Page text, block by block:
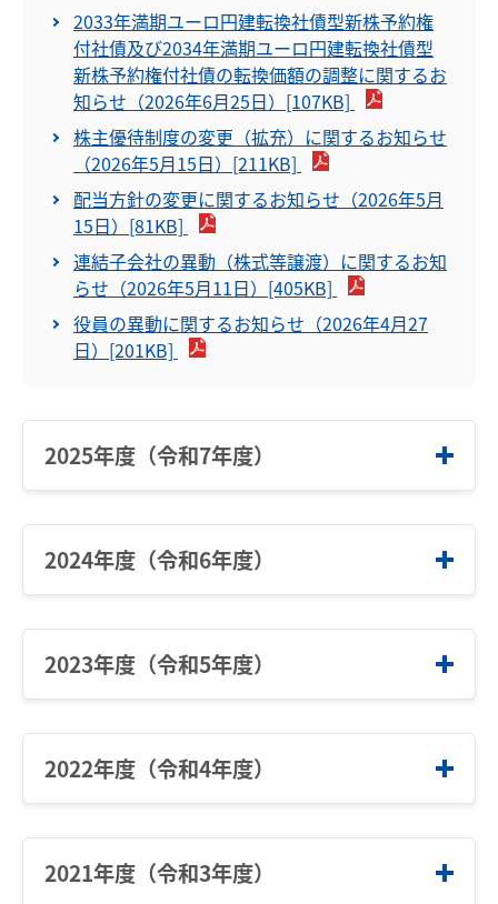
月次営業概況
サスティナビリティボンド
株式情報
株式情報トップ
株式基本情報
株主の状況
株主総会
株式事務手続きのご案内
電子公告
ニュースリリース一覧
お知らせ一覧
よくあるご質問 お問い合わせ
企業情報
IR情報
2033年満期ユーロ円建転換社債型新株予約権
付社債及び2034年満期ユーロ円建転換社債型
新株予約権付社債の転換価額の調整に関するお
知らせ（2026年6月25日）[107KB]
株主優待制度の変更（拡充）に関するお知らせ
（2026年5月15日）[211KB]
配当方針の変更に関するお知らせ（2026年5月
15日）[81KB]
連結子会社の異動（株式等譲渡）に関するお知
らせ（2026年5月11日）[405KB]
役員の異動に関するお知らせ（2026年4月27
日）[201KB]
2025年度（令和7年度）
代表取締役および役員の異動に関するお知らせ
（2026年2月26日）[166KB]
名古屋駅地区再開発計画及び名鉄名古屋駅再整
日）[627KB]
特別利益（関係会社株式交換益）の計上に関す
るお知らせ（2025年11月7日）[84KB]
取締役等に対する譲渡制限付株式としての自己
取締役等に対する譲渡制限付株式としての自己
株式処分に関するお知らせ（2025年7月25日）
2024年度（令和6年度）
役員の異動に関するお知らせ（2025年3月24
日）[234KB]
名鉄グループ中期経営計画（2024年度～2026
日）[2,742KB]
名古屋駅地区再開発計画について（2025年3月
24日）[1,303KB]
役員の異動に関するお知らせ（2025年2月13
2023年度（令和5年度）
新・名鉄グループ経営ビジョン、2040年のあ
りたい姿、中長期経営戦略および中期経営計画
日）[186KB]
2022年度（令和4年度）
役員の異動に関するお知らせ （2023年3月7
日）[192KB]
2021年度（令和3年度）